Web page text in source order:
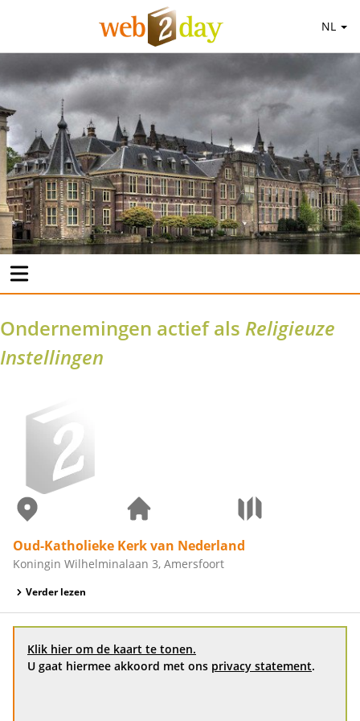
NL
Ondernemingen actief als Religieuze
Instellingen
Oud-Katholieke Kerk van Nederland
Koningin Wilhelminalaan 3, Amersfoort
Verder lezen
Klik hier om de kaart te tonen.
U gaat hiermee akkoord met ons privacy statement.